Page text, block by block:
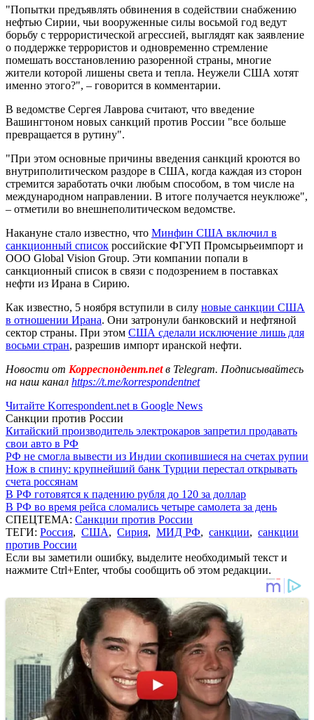
"Попытки предъявлять обвинения в содействии снабжению
нефтью Сирии, чьи вооруженные силы восьмой год ведут
борьбу с террористической агрессией, выглядят как заявление
о поддержке террористов и одновременно стремление
помешать восстановлению разоренной страны, многие
жители которой лишены света и тепла. Неужели США хотят
именно этого?", – говорится в комментарии.
В ведомстве Сергея Лаврова считают, что введение
Вашингтоном новых санкций против России "все больше
превращается в рутину".
"При этом основные причины введения санкций кроются во
внутриполитическом раздоре в США, когда каждая из сторон
стремится заработать очки любым способом, в том числе на
международном направлении. В итоге получается неуклюже",
– отметили во внешнеполитическом ведомстве.
Накануне стало известно, что Минфин США включил в
санкционный список российские ФГУП Промсырьеимпорт и
ООО Global Vision Group. Эти компании попали в
санкционный список в связи с подозрением в поставках
нефти из Ирана в Сирию.
Как известно, 5 ноября вступили в силу новые санкции США
в отношении Ирана. Они затронули банковский и нефтяной
сектор страны. При этом США сделали исключение лишь для
восьми стран, разрешив импорт иранской нефти.
Новости от Корреспондент.netв Telegram. Подписывайтесь
на наш канал https://t.me/korrespondentnet
Читайте Korrespondent.net в Google News
Санкции против России
Китайский производитель электрокаров запретил продавать
свои авто в РФ
РФ не смогла вывести из Индии скопившиеся на счетах рупии
Нож в спину: крупнейший банк Турции перестал открывать
счета россянам
В РФ готовятся к падению рубля до 120 за доллар
В РФ во время рейса сломались четыре самолета за день
СПЕЦТЕМА: Санкции против России
ТЕГИ: Россия, США, Сирия, МИД РФ, санкции, санкции
против России
Если вы заметили ошибку, выделите необходимый текст и
нажмите Ctrl+Enter, чтобы сообщить об этом редакции.